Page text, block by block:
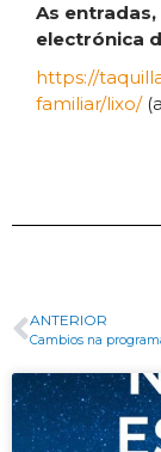
As
electrónica
https://
familiar/lixo/
ANTERIOR